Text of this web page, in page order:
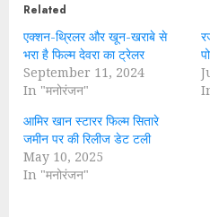
Related
एक्शन-थ्रिलर और खून-खराबे से
भरा है फिल्म देवरा का ट्रेलर
September 11, 2024
In "मनोरंजन"
आमिर खान स्टारर फिल्म सितारे
जमीन पर की रिलीज डेट टली
May 10, 2025
In "मनोरंजन"